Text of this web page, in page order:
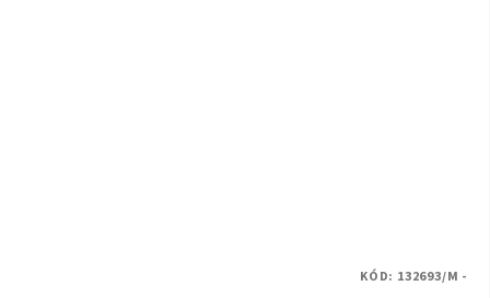
KÓD: 132693/M -